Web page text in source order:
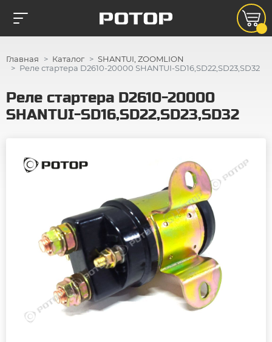
Главная Каталог
SHANTUI, ZOOMLION
Реле стартера D2610-20000 SHANTUI-SD16,SD22,SD23,SD32
Реле стартера D2610-20000
SHANTUI-SD16,SD22,SD23,SD32